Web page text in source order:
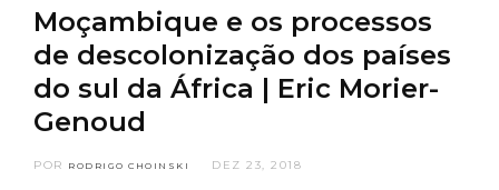
Moçambique e os processos
de descolonização dos países
do sul da África | Eric Morier-
Genoud
POR RODRIGO CHOINSKI DEZ 23, 2018